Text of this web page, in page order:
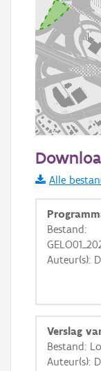
i
+
Basis
Alle
Bestand:
Auteur(s):
Verslag
Bestand:
Auteur(s):